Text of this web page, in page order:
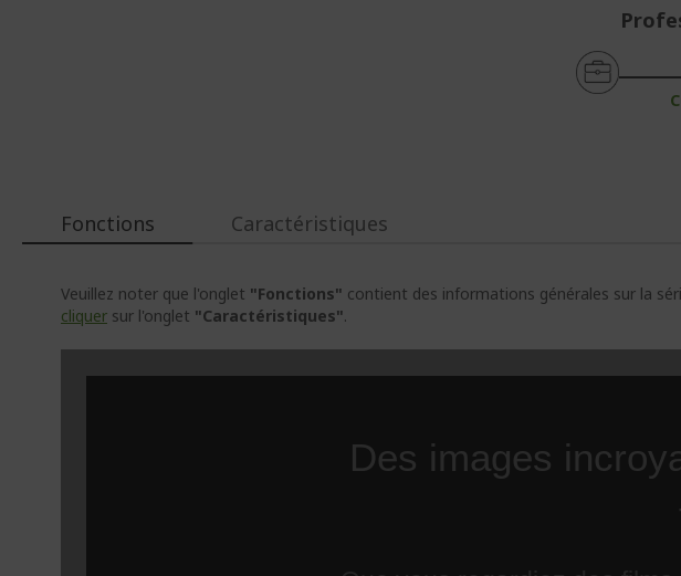
Fonctions
Veuillez noter que l'onglet "Fonctions" contient des informations générales sur la
cliquer sur l'onglet "Caractéristiques".
Caractéristiques